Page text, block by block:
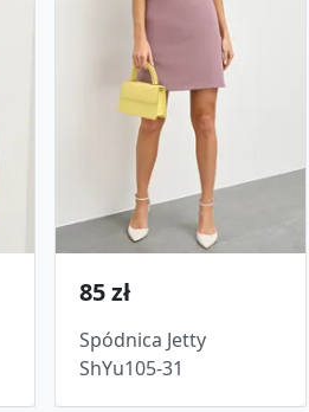
85 zł
Spódnica Jetty
ShYu105-31